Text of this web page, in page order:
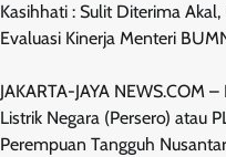
Kasihhati : Sulit Diterima
Evaluasi Kinerja Menteri
JAKARTA-JAYA NEWS.COM
Listrik Negara (Persero) atau
Perempuan Tangguh